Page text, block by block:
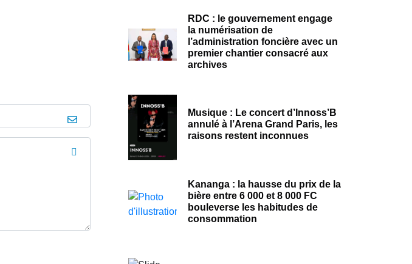
RDC : le gouvernement engage
la numérisation de
l’administration foncière avec un
premier chantier consacré aux
archives
Musique : Le concert d’Innoss’B
annulé à l’Arena Grand Paris, les
raisons restent inconnues
Kananga : la hausse du prix de la
bière entre 6 000 et 8 000 FC
bouleverse les habitudes de
consommation